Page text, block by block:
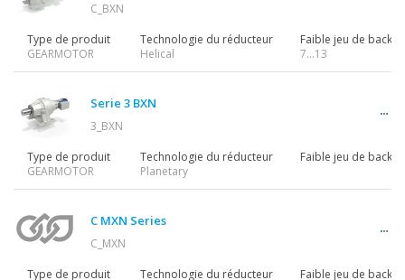
C_BXN
Type de produit
GEARMOTOR
Technologie du réducteur
Helical
Faible jeu de
7…13
Serie 3 BXN
3_BXN
Type de produit
GEARMOTOR
Technologie du réducteur
Planetary
Faible jeu de
C MXN Series
C_MXN
Type de produit
Technologie du réducteur
Faible jeu de